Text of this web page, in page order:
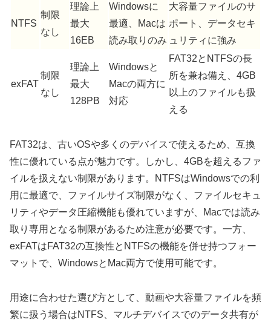
NTFS
制限
なし
理論上
最大
16EB
Windowsに
最適、Macは
読み取りのみ
大容量ファイルのサ
ポート、データセキ
ュリティに強み
exFAT
制限
なし
理論上
最大
128PB
Windowsと
Macの両方に
対応
FAT32とNTFSの長
所を兼ね備え、4GB
以上のファイルも扱
える
FAT32は、古いOSや多くのデバイスで使えるため、互換
性に優れている点が魅力です。しかし、4GBを超えるファ
イルを扱えない制限があります。NTFSはWindowsでの利
用に最適で、ファイルサイズ制限がなく、ファイルセキュ
リティやデータ圧縮機能も優れていますが、Macでは読み
取り専用となる制限があるため注意が必要です。一方、
exFATはFAT32の互換性とNTFSの機能を併せ持つフォー
マットで、WindowsとMac両方で使用可能です。
用途に合わせた選び方として、動画や大容量ファイルを頻
繁に扱う場合はNTFS、マルチデバイスでのデータ共有が